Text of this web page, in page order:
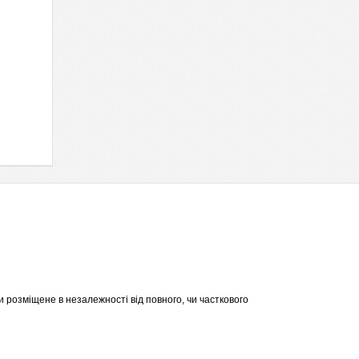
в незалежності від повного, чи часткового